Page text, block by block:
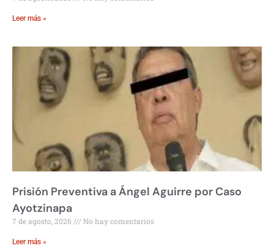
Leer más »
Prisión Preventiva a Ángel Aguirre por Caso
Ayotzinapa
7 de agosto, 2026 No hay comentarios
Leer más »